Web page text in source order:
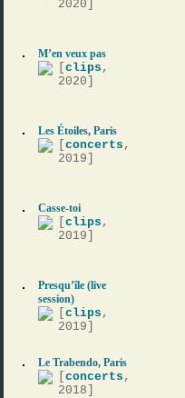
2020]
M’en veux pas
[clips ,
2020]
Les Étoiles, Paris
[concerts ,
2019]
Casse-toi
[clips ,
2019]
Presqu’île (live
session)
[clips ,
2019]
Le Trabendo, Paris
[concerts ,
2018]